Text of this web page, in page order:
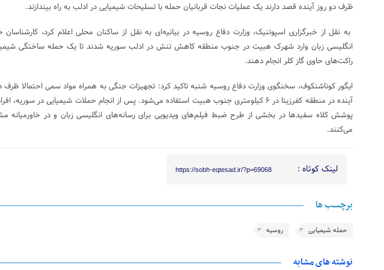
ظرف دو روز آینده قصد دارند یک عملیات نجات قربانیان حمله با تسلیحات شیمیایی در ادلب به راه بیندازند.
به نقل از خبرگزاری اسپوتنیک، وزارت دفاع روسیه در بیانیه‌ای به نقل از ساکنان محلی اعلام کرد، کارشناسان
انگلیسی زبان وارد شهرک هبیت در جنوب منطقه کاهش تنش در ادلب سوریه شدند تا یک حمله ساختگی
راکت‌های حاوی گاز کلر انجام دهند.
ایگور کوناشنکوف، سخنگوی وزارت دفاع روسیه شنبه تاکید کرد: تجهیزات جنگی به همراه مواد سمی احتمالا ظرف
آینده در منطقه کفرزیتا در ۶ کیلومتری جنوب هبیت استفاده می‌شود. پس از انجام حملات شیمیایی در سوریه،
پوشش کلاه سفیدها در بخشی از طرح ضبط فیلم‌های ویدیویی برای رسانه‌های انگلیسی زبان و در خاورمیانه
می‌کنند.
لینک کوتاه : https://sobh-eqtesad.ir/?p=69068
برچسب ها
حمله شیمیایی روسیه
نوشته های مشابه